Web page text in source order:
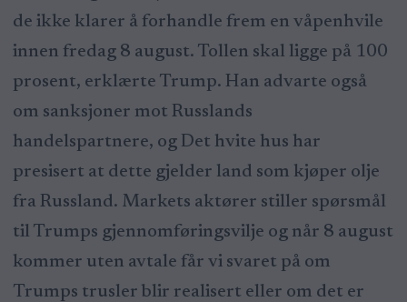
de ikke klarer å forhandle frem en våpenhvile
innen fredag 8 august. Tollen skal ligge på 100
prosent, erklærte Trump. Han advarte også
om sanksjoner mot Russlands
handelspartnere, og Det hvite hus har
presisert at dette gjelder land som kjøper olje
fra Russland. Markets aktører stiller spørsmål
til Trumps gjennomføringsvilje og når 8 august
kommer uten avtale får vi svaret på om
Trumps trusler blir realisert eller om det er